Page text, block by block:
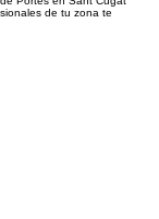
de tu zona te